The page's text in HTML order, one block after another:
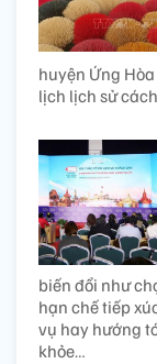
huyện Ứng
lịch lịch sử
biến đổi như
hạn chế tiếp
vụ hay hướng
khỏe…